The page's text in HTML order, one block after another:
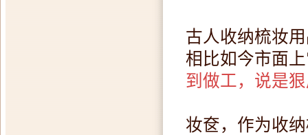
古人收纳梳妆
相比如今市面
到做工，说是
妆奁，作为收